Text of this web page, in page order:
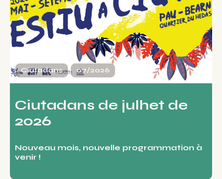
Ciutadans 07/2026
Ciutadans de julhet de
2026
Nouveau mois, nouvelle programmation à
venir !